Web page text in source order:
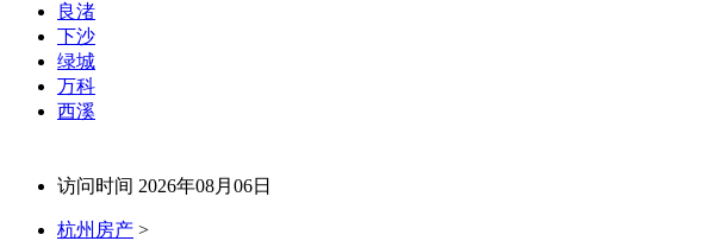
良渚
下沙
绿城
万科
西溪
访问时间 2026年08月06日
杭州房产 >